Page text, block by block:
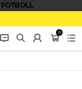
FOTBOLL
󰂱 󰂨 󰃳
0
󰃦 󰃖